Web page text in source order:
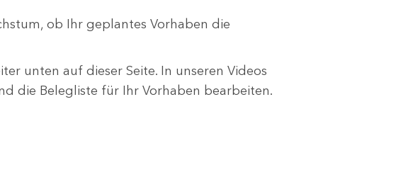
ob Ihr geplantes Vorhaben die
unten auf dieser Seite. In unseren Videos
die Belegliste für Ihr Vorhaben bearbeiten.